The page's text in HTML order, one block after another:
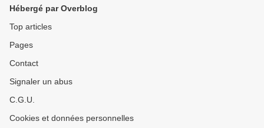
Hébergé par Overblog
Top articles
Pages
Contact
Signaler un abus
C.G.U.
Cookies et données personnelles